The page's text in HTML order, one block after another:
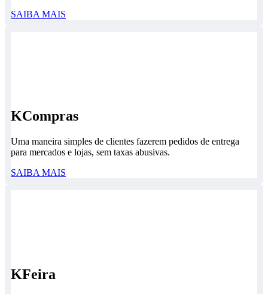
SAIBA MAIS
KCompras
Uma maneira simples de clientes fazerem pedidos de entrega
para mercados e lojas, sem taxas abusivas.
SAIBA MAIS
KFeira